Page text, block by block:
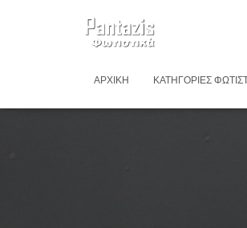
ΑΡΧΙΚΉ ΚΑΤΗΓΟΡΊΕΣ